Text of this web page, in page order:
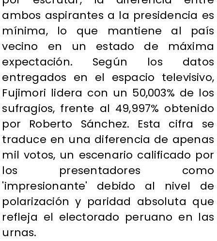
ambos aspirantes a la presidencia es
mínima, lo que mantiene al país
vecino en un estado de máxima
expectación. Según los datos
entregados en el espacio televisivo,
Fujimori lidera con un 50,003% de los
sufragios, frente al 49,997% obtenido
por Roberto Sánchez. Esta cifra se
traduce en una diferencia de apenas
mil votos, un escenario calificado por
los presentadores como
'impresionante' debido al nivel de
polarización y paridad absoluta que
refleja el electorado peruano en las
urnas.